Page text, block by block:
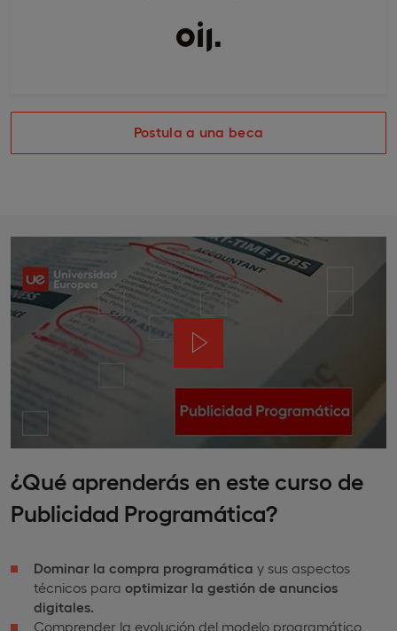
Postula a una beca
¿Qué aprenderás en este curso de
Publicidad Programática?
Dominar la compra programática y sus aspectos
técnicos para optimizar la gestión de anuncios
digitales.
Comprender la evolución del modelo programático,